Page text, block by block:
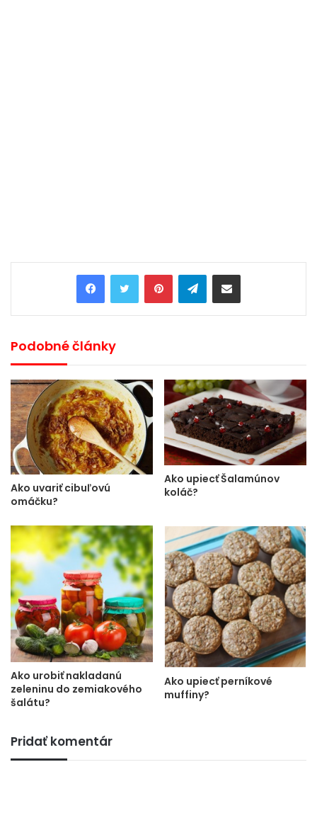
PinterestTelegramShare via Email
Podobné články
Ako uvariť cibuľovú
omáčku?
Ako upiecť Šalamúnov
koláč?
Ako urobiť nakladanú
zeleninu do zemiakového
šalátu?
Ako upiecť perníkové
muffiny?
Pridať komentár